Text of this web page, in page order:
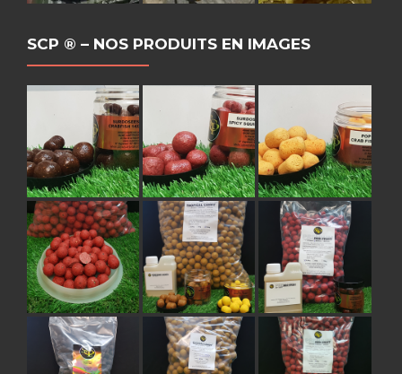
SCP ® – NOS PRODUITS EN IMAGES